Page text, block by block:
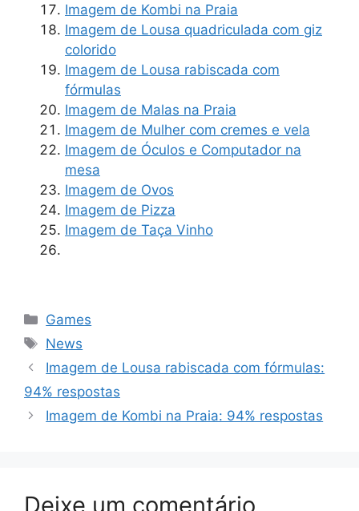
Imagem de Kombi na Praia
Imagem de Lousa quadriculada com giz
colorido
Imagem de Lousa rabiscada com
fórmulas
Imagem de Malas na Praia
Imagem de Mulher com cremes e vela
Imagem de Óculos e Computador na
mesa
Imagem de Ovos
Imagem de Pizza
Imagem de Taça Vinho
Categorias
Games
Tags
News
Imagem de Lousa rabiscada com fórmulas:
94% respostas
Imagem de Kombi na Praia: 94% respostas
Deixe um comentário